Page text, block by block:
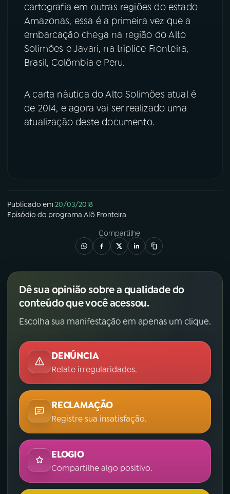
cartografia em outras regiões do estado
Amazonas, essa é a primeira vez que a
embarcação chega na região do Alto
Solimões e Javari, na tríplice Fronteira,
Brasil, Colômbia e Peru.
A carta náutica do Alto Solimões atual é
de 2014, e agora vai ser realizado uma
atualização deste documento.
Publicado em20/03/2018
Episódio do programa Alô Fronteira
Compartilhe
Dê sua opinião sobre a qualidade do
conteúdo que você acessou.
Escolha sua manifestação em apenas um clique.
DENÚNCIA
Relate irregularidades.
RECLAMAÇÃO
Registre sua insatisfação.
ELOGIO
Compartilhe algo positivo.